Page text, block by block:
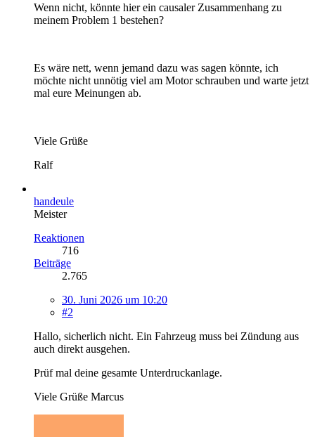
Wenn nicht, könnte hier ein causaler Zusammenhang zu
meinem Problem 1 bestehen?
Es wäre nett, wenn jemand dazu was sagen könnte, ich
möchte nicht unnötig viel am Motor schrauben und warte jetzt
mal eure Meinungen ab.
Viele Grüße
Ralf
handeule
Meister
Reaktionen
716
Beiträge
2.765
30. Juni 2026 um 10:20
#2
Hallo, sicherlich nicht. Ein Fahrzeug muss bei Zündung aus
auch direkt ausgehen.
Prüf mal deine gesamte Unterdruckanlage.
Viele Grüße Marcus